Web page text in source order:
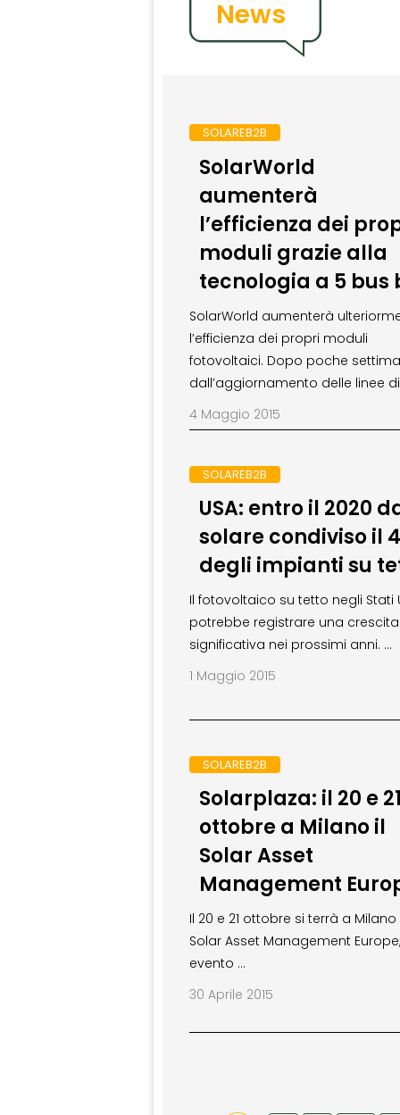
News
SOLAREB2B
SolarWorld
aumenterà
l’efficienza dei
moduli grazie alla
tecnologia a 5 bus
SolarWorld aumenterà
l’efficienza dei propri moduli
fotovoltaici. Dopo poche
dall’aggiornamento delle linee
4 Maggio 2015
SOLAREB2B
USA: entro il 2020
solare condiviso il
degli impianti su
Il fotovoltaico su tetto negli Stati
potrebbe registrare una crescita
significativa nei prossimi anni. …
1 Maggio 2015
SOLAREB2B
Solarplaza: il 20 e 21
ottobre a Milano il
Solar Asset
Management
Il 20 e 21 ottobre si terrà a Milano
Solar Asset Management Europe,
evento …
30 Aprile 2015